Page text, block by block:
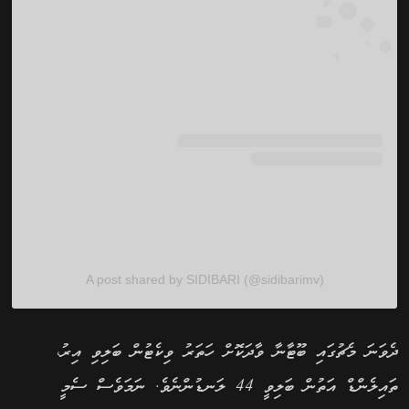
A post shared by SIDIBARI (@sidibarimv)
ދެވަނަ މެޗުގައި ބޫޓާނާ ވާދަކޮށް ހަތަރު ވިކެޓުން ބަލިވި އިރު،
ތައިލެންޑް އަތުން ބަލިވީ 44 ލަނޑުންނެވެ. ނަމަވެސް ސެމީ